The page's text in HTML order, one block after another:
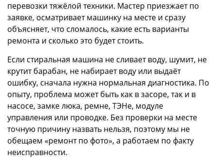
перевозки тяжёлой техники. Мастер приезжает по
заявке, осматривает машинку на месте и сразу
объясняет, что сломалось, какие есть варианты
ремонта и сколько это будет стоить.
Если стиральная машина не сливает воду, шумит, не
крутит барабан, не набирает воду или выдаёт
ошибку, сначала нужна нормальная диагностика. По
опыту, проблема может быть как в засоре, так и в
насосе, замке люка, ремне, ТЭНе, модуле
управления или проводке. Без проверки на месте
точную причину назвать нельзя, поэтому мы не
обещаем «ремонт по фото», а работаем по факту
неисправности.